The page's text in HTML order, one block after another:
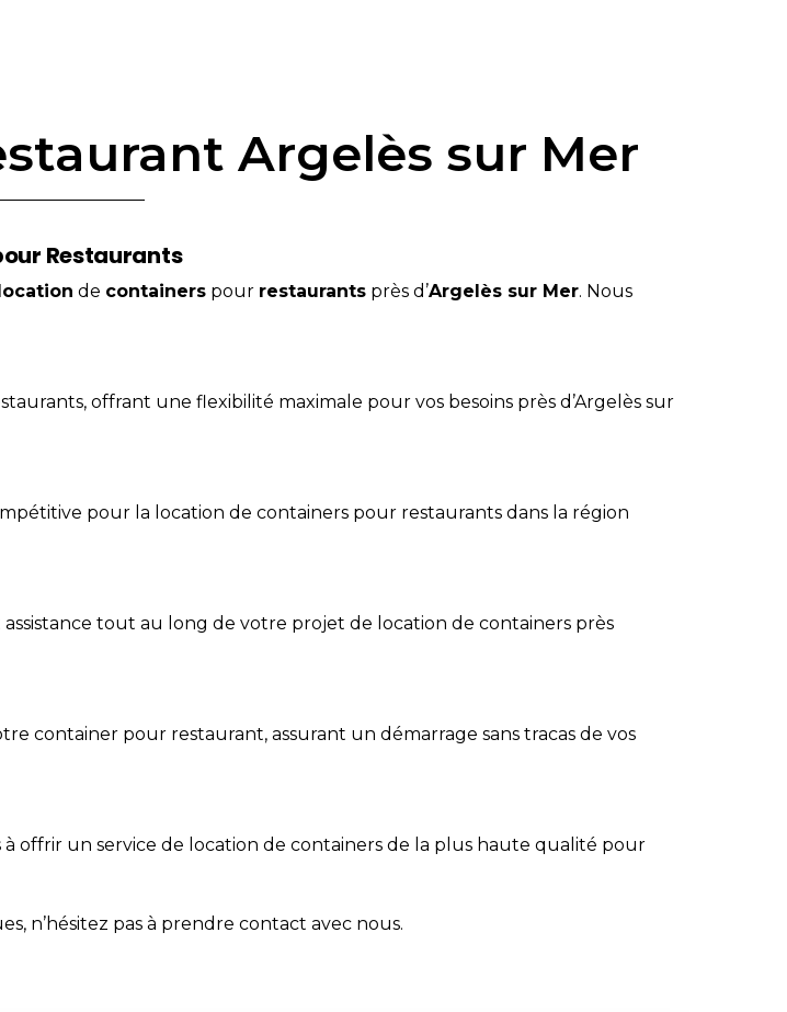
Argelès sur Mer
Restaurants
de containers pour restaurants près d’Argelès sur Mer. Nous
offrant une flexibilité maximale pour vos besoins près d’Argelès sur
pour la location de containers pour restaurants dans la région
tout au long de votre projet de location de containers près
container pour restaurant, assurant un démarrage sans tracas de vos
offrir un service de location de containers de la plus haute qualité pour
n’hésitez pas à prendre contact avec nous.